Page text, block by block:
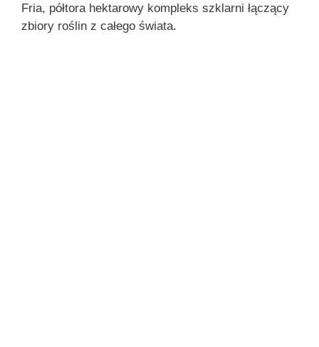
Fria, półtora hektarowy kompleks szklarni łączący
zbiory roślin z całego świata.